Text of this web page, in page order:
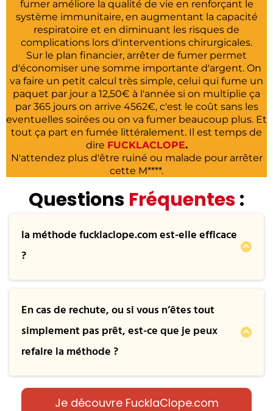
fumer améliore la qualité de vie en renforçant le
système immunitaire, en augmentant la capacité
respiratoire et en diminuant les risques de
complications lors d'interventions chirurgicales.
Sur le plan financier, arrêter de fumer permet
d'économiser une somme importante d'argent. On
va faire un petit calcul très simple, celui qui fume un
paquet par jour a 12,50€ à l'année si on multiplie ça
par 365 jours on arrive 4562€, c'est le coût sans les
eventuelles soirées ou on va fumer beaucoup plus. Et
tout ça part en fumée littéralement. Il est temps de
dire FUCKLACLOPE.
N'attendez plus d'être ruiné ou malade pour arrêter
cette M****.
Questions Fréquentes:
la méthode fucklaclope.com est-elle efficace
?
En cas de rechute, ou si vous n’êtes tout
simplement pas prêt, est-ce que je peux
refaire la méthode ?
mois à la méthode. Si vous rechuter au
cinquième mois, vous pouvez tout à fait
Je découvre FucklaClope.com